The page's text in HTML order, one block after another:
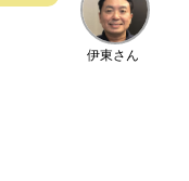
伊東さん